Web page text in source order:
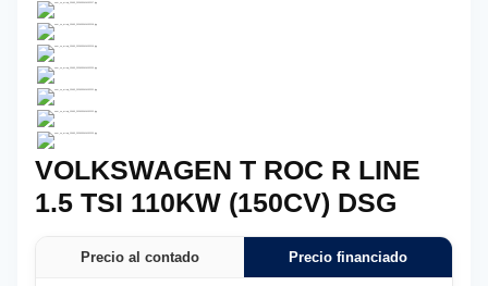
VOLKSWAGEN T ROC R LINE
1.5 TSI 110KW (150CV) DSG
Precio al contado Precio financiado